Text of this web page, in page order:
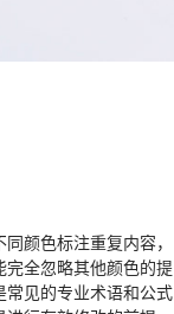
颜色标注重复内容，
完全忽略其他颜色的提
常见的专业术语和公式